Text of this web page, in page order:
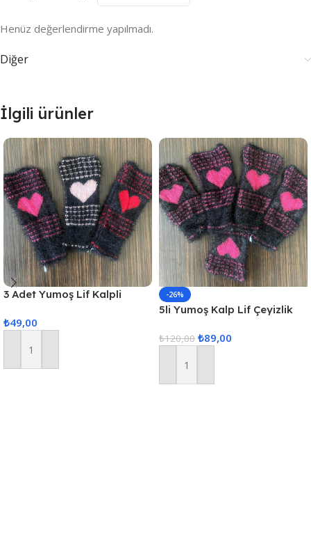
Henüz değerlendirme yapılmadı.
Diğer
İlgili ürünler
3 Adet Yumoş Lif Kalpli
₺49,00
Sepete Ekle
-26%
5li Yumoş Kalp Lif Çeyizlik
₺120,00 ₺89,00
Sepete Ekle